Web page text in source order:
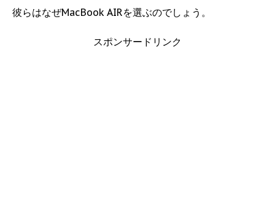
彼らはなぜMacBook AIRを選ぶのでしょう。
スポンサードリンク